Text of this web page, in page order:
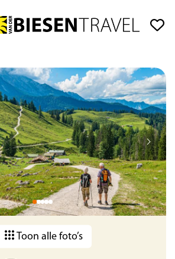
Toon alle foto’s